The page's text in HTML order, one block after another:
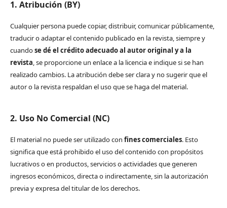
1. Atribución (BY)
Cualquier persona puede copiar, distribuir, comunicar públicamente,
traducir o adaptar el contenido publicado en la revista, siempre y
cuandose dé el crédito adecuado al autor original y a la
revista, se proporcione un enlace a la licencia e indique si se han
realizado cambios. La atribución debe ser clara y no sugerir que el
autor o la revista respaldan el uso que se haga del material.
2. Uso No Comercial (NC)
El material no puede ser utilizado con fines comerciales. Esto
significa que está prohibido el uso del contenido con propósitos
lucrativos o en productos, servicios o actividades que generen
ingresos económicos, directa o indirectamente, sin la autorización
previa y expresa del titular de los derechos.